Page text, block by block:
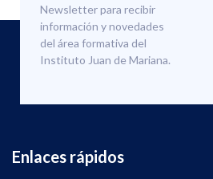
Newsletter para recibir
información y novedades
del área formativa del
Instituto Juan de Mariana.
Enlaces rápidos